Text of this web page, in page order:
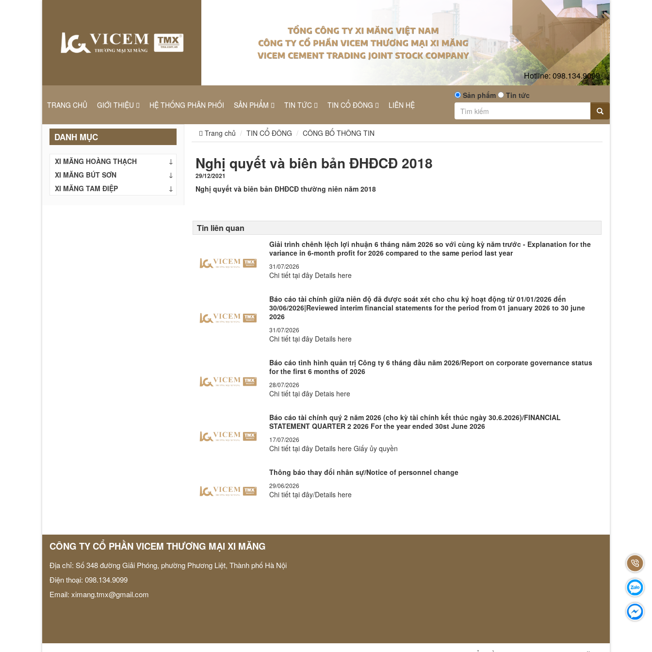
Hotline: 098.134.9099
TRANG CHỦ GIỚI THIỆU HỆ THỐNG PHÂN PHỐI SẢN PHẨM TIN TỨC TIN CỔ ĐÔNG LIÊN HỆ
Sản phẩm Tin tức
DANH MỤC
XI MĂNG HOÀNG THẠCH
XI MĂNG BÚT SƠN
XI MĂNG TAM ĐIỆP
Trang chủ TIN CỔ ĐÔNG CÔNG BỐ THÔNG TIN
Nghị quyết và biên bản ĐHĐCĐ 2018
29/12/2021
Nghị quyết và biên bản ĐHĐCĐ thường niên năm 2018
Tin liên quan
Giải trình chênh lệch lợi nhuận 6 tháng năm 2026 so với cùng kỳ năm trước - Explanation for the
variance in 6-month profit for 2026 compared to the same period last year
31/07/2026
Chi tiết tại đây Details here
Báo cáo tài chính giữa niên độ đã được soát xét cho chu ký hoạt động từ 01/01/2026 đến
30/06/2026|Reviewed interim financial statements for the period from 01 january 2026 to 30 june
2026
31/07/2026
Chi tiết tại đây Details here
Báo cáo tình hình quản trị Công ty 6 tháng đầu năm 2026/Report on corporate governance status
for the first 6 months of 2026
28/07/2026
Chi tiết tại đây Detais here
Báo cáo tài chính quý 2 năm 2026 (cho kỳ tài chính kết thúc ngày 30.6.2026)/FINANCIAL
STATEMENT QUARTER 2 2026 For the year ended 30st June 2026
17/07/2026
Chi tiết tại đây Details here Giấy ủy quyền
Thông báo thay đổi nhân sự/Notice of personnel change
29/06/2026
Chi tiết tại đây/Details here
CÔNG TY CỔ PHẦN VICEM THƯƠNG MẠI XI MĂNG
Địa chỉ: Số 348 đường Giải Phóng, phường Phương Liệt, Thành phố Hà Nội
Điện thoại: 098.134.9099
Email: ximang.tmx@gmail.com